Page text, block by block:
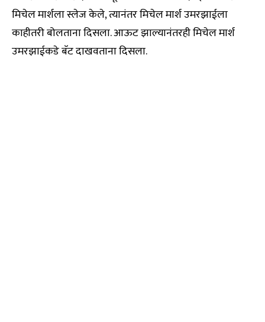
मिचेल मार्शला स्लेज केले, त्यानंतर मिचेल मार्श उमरझाईला
काहीतरी बोलताना दिसला. आऊट झाल्यानंतरही मिचेल मार्श
उमरझाईकडे बॅट दाखवताना दिसला.